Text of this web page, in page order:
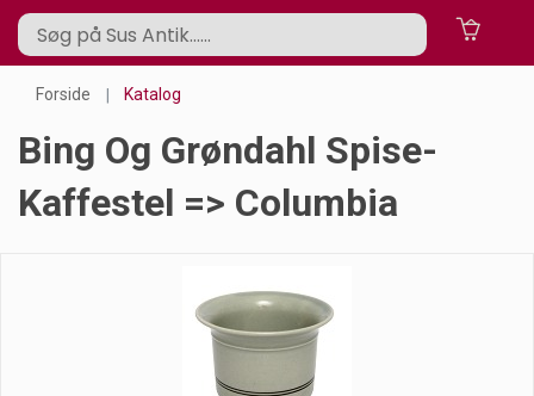
Forside Katalog
Bing Og Grøndahl Spise-
Kaffestel => Columbia